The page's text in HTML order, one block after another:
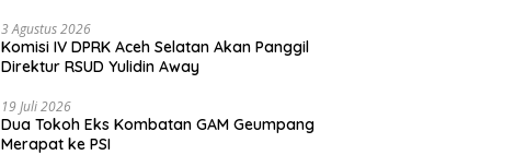
3 Agustus 2026
Komisi IV DPRK Aceh Selatan Akan Panggil
Direktur RSUD Yulidin Away
19 Juli 2026
Dua Tokoh Eks Kombatan GAM Geumpang
Merapat ke PSI